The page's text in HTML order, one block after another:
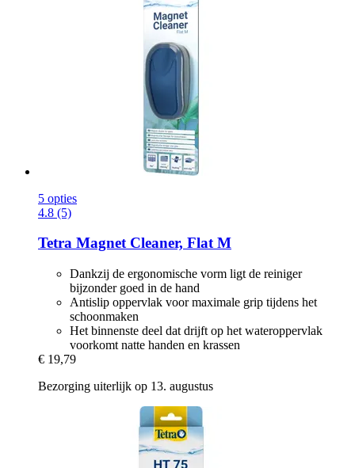
5 opties
4.8 (5)
Tetra Magnet Cleaner, Flat M
Dankzij de ergonomische vorm ligt de reiniger
bijzonder goed in de hand
Antislip oppervlak voor maximale grip tijdens het
schoonmaken
Het binnenste deel dat drijft op het wateroppervlak
voorkomt natte handen en krassen
€ 19,79
Bezorging uiterlijk op 13. augustus